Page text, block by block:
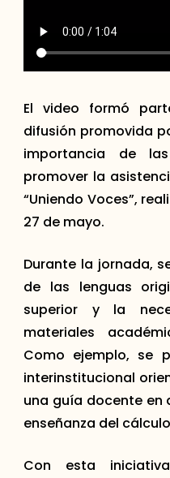
El video formó
difusión promovida
importancia de
promover la
“Uniendo Voces”,
27 de mayo.
Durante la jornada,
de las lenguas
superior y la
materiales
Como ejemplo, se
interinstitucional
una guía docente en
enseñanza del
Con esta